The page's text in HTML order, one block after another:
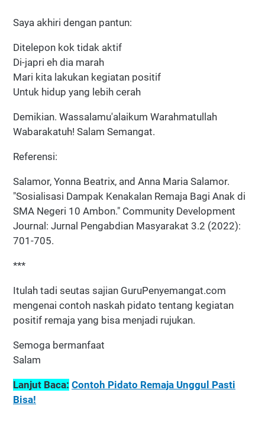
Saya akhiri dengan pantun:
Ditelepon kok tidak aktif
Di-japri eh dia marah
Mari kita lakukan kegiatan positif
Untuk hidup yang lebih cerah
Demikian. Wassalamu'alaikum Warahmatullah
Wabarakatuh! Salam Semangat.
Referensi:
Salamor, Yonna Beatrix, and Anna Maria Salamor.
"Sosialisasi Dampak Kenakalan Remaja Bagi Anak di
SMA Negeri 10 Ambon." Community Development
Journal: Jurnal Pengabdian Masyarakat 3.2 (2022):
701-705.
***
Itulah tadi seutas sajian GuruPenyemangat.com
mengenai contoh naskah pidato tentang kegiatan
positif remaja yang bisa menjadi rujukan.
Semoga bermanfaat
Salam
Lanjut Baca: Contoh Pidato Remaja Unggul Pasti
Bisa!